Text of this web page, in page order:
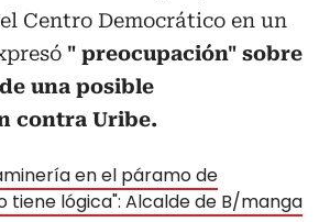
Centro Democrático en un
" preocupación" sobre
una posible
contra Uribe.
en el páramo de
tiene lógica": Alcalde de B/manga